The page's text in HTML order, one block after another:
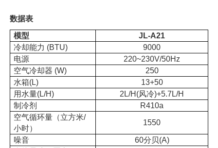
数据表
模型
JL-A21
冷却能力 (BTU)
9000
电源
220~230V/50Hz
空气冷却器 (W)
250
水箱(L)
13+50
用水量(L/H)
2L/H(风冷)+5.7L/H
制冷剂
R410a
空气循环量（立方米/
小时）
1550
噪音
60分贝(A)